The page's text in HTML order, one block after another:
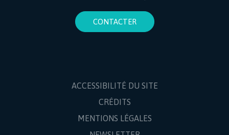
CONTACTER
ACCESSIBILITÉ DU SITE
CRÉDITS
MENTIONS LÉGALES